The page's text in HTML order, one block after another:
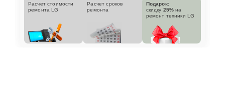
Расчет стоимости
ремонта LG
Расчет сроков
ремонта
Подарок:
скидку 25% на
ремонт техники LG